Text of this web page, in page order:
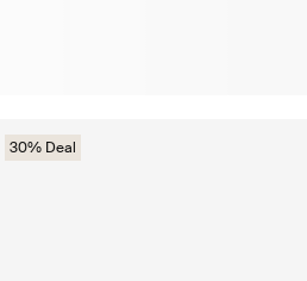
30% Deal